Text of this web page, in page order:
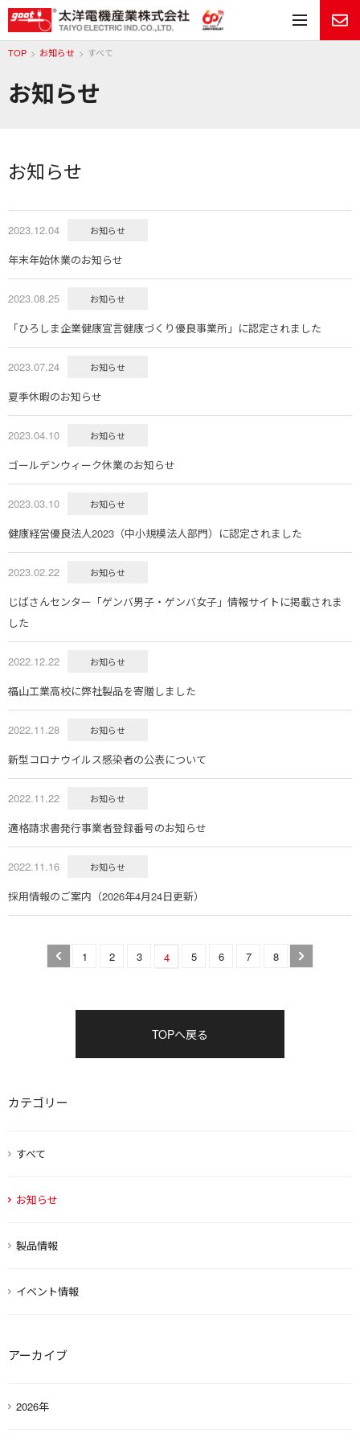
メ
お知らせ
TOP お知らせ すべて
カテゴリー
すべて
お知らせ
製品情報
イベント情報
アーカイブ
2026年
お知らせ
2023.12.04 お知らせ
年末年始休業のお知らせ
2023.08.25 お知らせ
「ひろしま企業健康宣言健康づくり優良事業所」に認定されました
2023.07.24 お知らせ
夏季休暇のお知らせ
2023.04.10 お知らせ
ゴールデンウィーク休業のお知らせ
2023.03.10 お知らせ
健康経営優良法人2023（中小規模法人部門）に認定されました
2023.02.22 お知らせ
じばさんセンター「ゲンバ男子・ゲンバ女子」情報サイトに掲載されま
した
2022.12.22 お知らせ
福山工業高校に弊社製品を寄贈しました
2022.11.28 お知らせ
新型コロナウイルス感染者の公表について
2022.11.22 お知らせ
適格請求書発行事業者登録番号のお知らせ
2022.11.16 お知らせ
採用情報のご案内（2026年4月24日更新）
1 2 3 4 5 6 7 8
TOPへ戻る